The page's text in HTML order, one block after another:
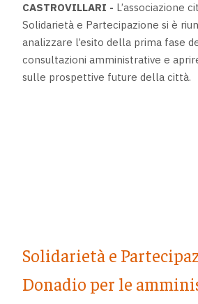
CASTROVILLARI - L’associazione
Solidarietà e Partecipazione si è
analizzare l’esito della prima fase
consultazioni amministrative e
sulle prospettive future della città.
Solidarietà e
Donadio per le